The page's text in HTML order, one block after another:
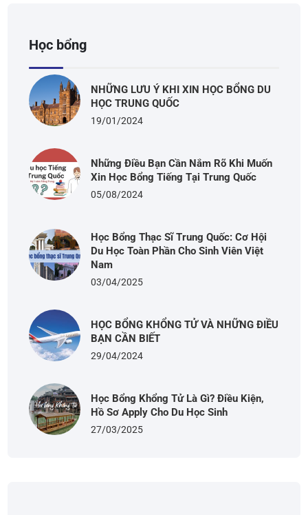
Học bổng
NHỮNG LƯU Ý KHI XIN HỌC BỔNG DU
HỌC TRUNG QUỐC
19/01/2024
Những Điều Bạn Cần Nắm Rõ Khi Muốn
Xin Học Bổng Tiếng Tại Trung Quốc
05/08/2024
Học Bổng Thạc Sĩ Trung Quốc: Cơ Hội
Du Học Toàn Phần Cho Sinh Viên Việt
Nam
03/04/2025
HỌC BỔNG KHỔNG TỬ VÀ NHỮNG ĐIỀU
BẠN CẦN BIẾT
29/04/2024
Học Bổng Khổng Tử Là Gì? Điều Kiện,
Hồ Sơ Apply Cho Du Học Sinh
27/03/2025